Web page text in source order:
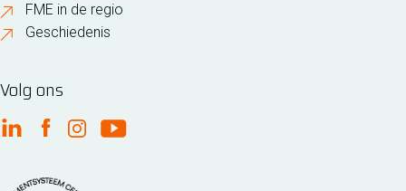
FME in de regio
Geschiedenis
Volg ons
FME Linkedin
FME Facebook
FME Instagram
FME Youtube